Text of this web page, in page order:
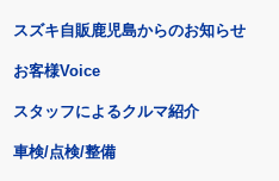
スズキ自販鹿児島からのお知らせ
お客様Voice
スタッフによるクルマ紹介
車検/点検/整備